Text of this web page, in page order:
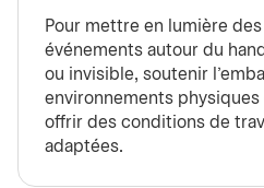
Pour mettre en lumière
événements autour du
ou invisible, soutenir
environnements
offrir des conditions de
adaptées.